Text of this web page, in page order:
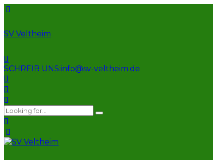
SV Veltheim
SCHREIB UNS:info@sv-veltheim.de